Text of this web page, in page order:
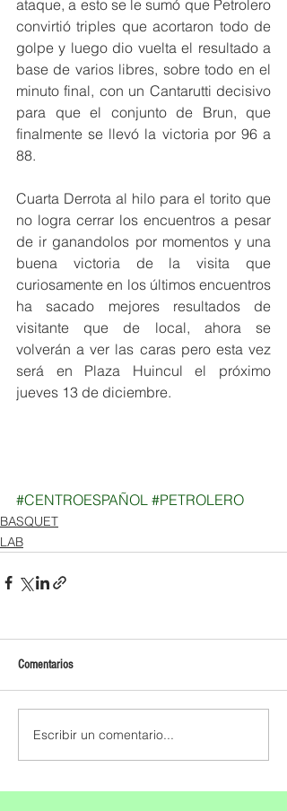
ataque, a esto se le sumó que Petrolero
convirtió triples que acortaron todo de
golpe y luego dio vuelta el resultado a
base de varios libres, sobre todo en el
minuto final, con un Cantarutti decisivo
para que el conjunto de Brun, que
finalmente se llevó la victoria por 96 a
88.
Cuarta Derrota al hilo para el torito que
no logra cerrar los encuentros a pesar
de ir ganandolos por momentos y una
buena victoria de la visita que
curiosamente en los últimos encuentros
ha sacado mejores resultados de
visitante que de local, ahora se
volverán a ver las caras pero esta vez
será en Plaza Huincul el próximo
jueves 13 de diciembre.
#CENTROESPAÑOL #PETROLERO
BASQUET
LAB
Comentarios
Escribir un comentario...